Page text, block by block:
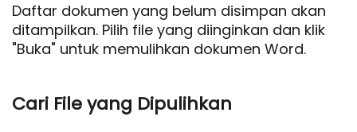
Daftar dokumen yang belum disimpan akan
ditampilkan. Pilih file yang diinginkan dan klik
"Buka" untuk memulihkan dokumen Word.
Cari File yang Dipulihkan